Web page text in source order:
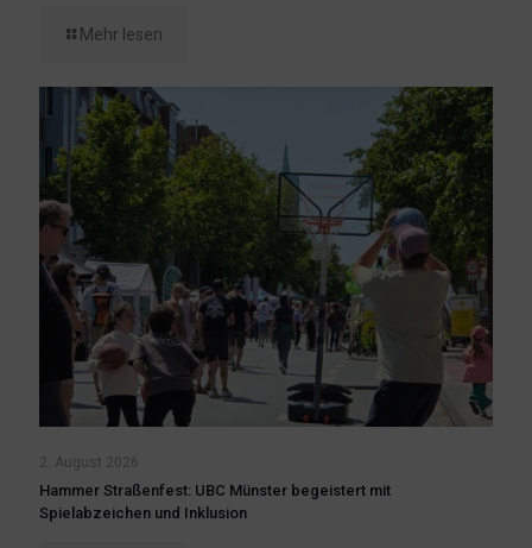
Mehr lesen
2. August 2026
Hammer Straßenfest: UBC Münster begeistert mit
Spielabzeichen und Inklusion